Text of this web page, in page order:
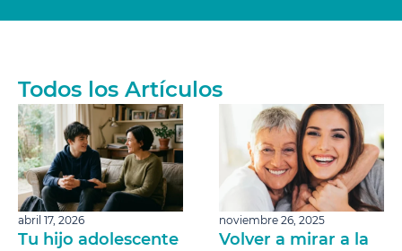
Todos los Artículos
abril 17, 2026
Tu hijo adolescente
noviembre 26, 2025
Volver a mirar a la